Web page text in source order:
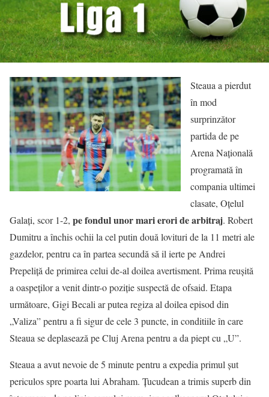
Steaua a pierdut
în mod
surprinzător
partida de pe
Arena Națională
programată în
compania ultimei
clasate, Oțelul
Galați, scor 1-2, pe fondul unor mari erori de arbitraj. Robert
Dumitru a închis ochii la cel putin două lovituri de la 11 metri ale
gazdelor, pentru ca în partea secundă să il ierte pe Andrei
Prepeliță de primirea celui de-al doilea avertisment. Prima reușită
a oaspeților a venit dintr-o poziție suspectă de ofsaid. Etapa
următoare, Gigi Becali ar putea regiza al doilea episod din
„Valiza” pentru a fi sigur de cele 3 puncte, in conditiile în care
Steaua se deplasează pe Cluj Arena pentru a da piept cu „U”.
Steaua a avut nevoie de 5 minute pentru a expedia primul șut
periculos spre poarta lui Abraham. Țucudean a trimis superb din